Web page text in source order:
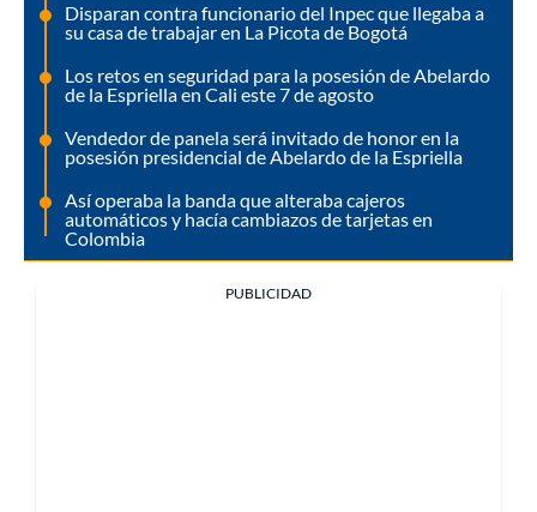
Disparan contra funcionario del Inpec que llegaba a
su casa de trabajar en La Picota de Bogotá
Los retos en seguridad para la posesión de Abelardo
de la Espriella en Cali este 7 de agosto
Vendedor de panela será invitado de honor en la
posesión presidencial de Abelardo de la Espriella
Así operaba la banda que alteraba cajeros
automáticos y hacía cambiazos de tarjetas en
Colombia
PUBLICIDAD